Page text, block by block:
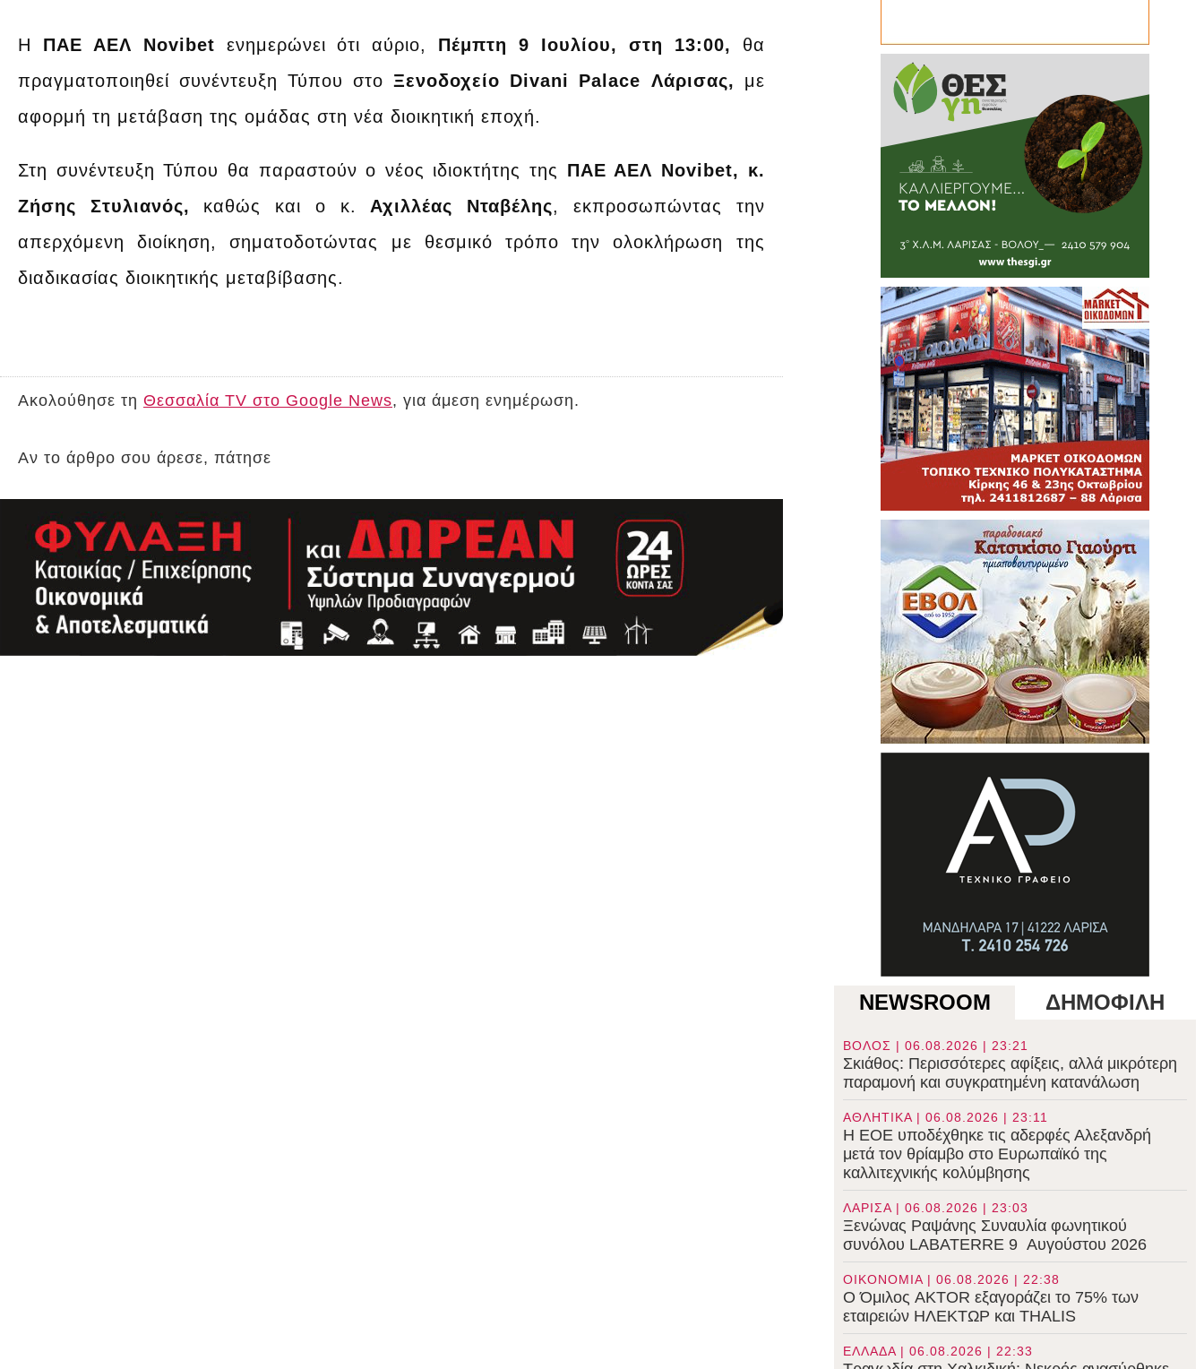
Η ΠΑΕ ΑΕΛ Novibet ενημερώνει ότι αύριο, Πέμπτη 9 Ιουλίου, στη 13:00, θα
πραγματοποιηθεί συνέντευξη Τύπου στο Ξενοδοχείο Divani Palace Λάρισας, με
αφορμή τη μετάβαση της ομάδας στη νέα διοικητική εποχή.
Στη συνέντευξη Τύπου θα παραστούν ο νέος ιδιοκτήτης της ΠΑΕ ΑΕΛ Novibet, κ.
Ζήσης Στυλιανός, καθώς και ο κ. Αχιλλέας Νταβέλης, εκπροσωπώντας την
απερχόμενη διοίκηση, σηματοδοτώντας με θεσμικό τρόπο την ολοκλήρωση της
διαδικασίας διοικητικής μεταβίβασης.
Ακολούθησε τη Θεσσαλία TV στο Google News, για άμεση ενημέρωση.
Αν το άρθρο σου άρεσε, πάτησε
NEWSROOM ΔΗΜΟΦΙΛΗ
ΒΟΛΟΣ | 06.08.2026 | 23:21
Σκιάθος: Περισσότερες αφίξεις, αλλά μικρότερη
παραμονή και συγκρατημένη κατανάλωση
ΑΘΛΗΤΙΚΑ | 06.08.2026 | 23:11
Η ΕΟΕ υποδέχθηκε τις αδερφές Αλεξανδρή
μετά τον θρίαμβο στο Ευρωπαϊκό της
καλλιτεχνικής κολύμβησης
ΛΑΡΙΣΑ | 06.08.2026 | 23:03
Ξενώνας Ραψάνης Συναυλία φωνητικού
συνόλου LABATERRE 9 Αυγούστου 2026
ΟΙΚΟΝΟΜΙΑ | 06.08.2026 | 22:38
Ο Όμιλος AKTOR εξαγοράζει το 75% των
εταιρειών ΗΛΕΚΤΩΡ και THALIS
ΕΛΛΑΔΑ | 06.08.2026 | 22:33